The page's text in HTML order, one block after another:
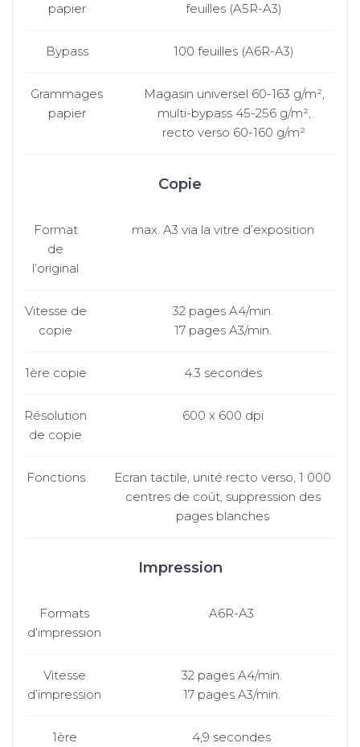
papier feuilles (A5R-A3)
Bypass 100 feuilles (A6R-A3)
Grammages
papier
Magasin universel 60-163 g/m²,
multi-bypass 45-256 g/m²,
recto verso 60-160 g/m²
Copie
Format
de
l’original
max. A3 via la vitre d’exposition
Vitesse de
copie
32 pages A4/min.
17 pages A3/min.
1ère copie 4.3 secondes
Résolution
de copie
600 x 600 dpi
Fonctions
Ecran tactile, unité recto verso, 1 000
centres de coût, suppression des
pages blanches
Impression
Formats
d’impression
A6R-A3
Vitesse
d’impression
32 pages A4/min.
17 pages A3/min.
1ère
4,9 secondes